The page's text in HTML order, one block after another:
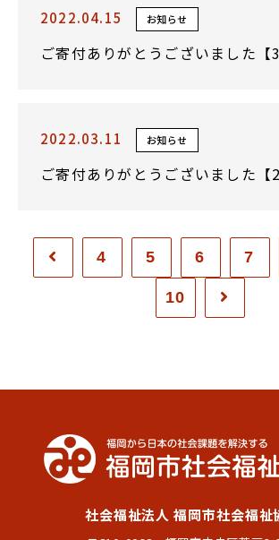
2022.04.15 お知らせ
ご寄付ありがとうございました【3
2022.03.11 お知らせ
ご寄付ありがとうございました【2
4 5 6 7
10
社会福祉法人 福岡市社会福祉